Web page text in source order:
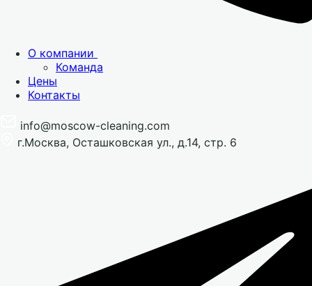
О компании
Команда
Цены
Контакты
info@moscow-cleaning.com
г.Москва, Осташковская ул., д.14, стр. 6